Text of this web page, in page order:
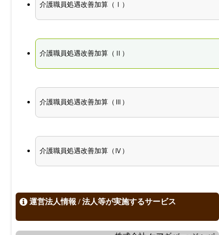
介護職員処遇改善加算（Ⅰ）
介護職員処遇改善加算（Ⅱ）
介護職員処遇改善加算（Ⅲ）
介護職員処遇改善加算（Ⅳ）
運営法人情報 / 法人等が実施するサービス